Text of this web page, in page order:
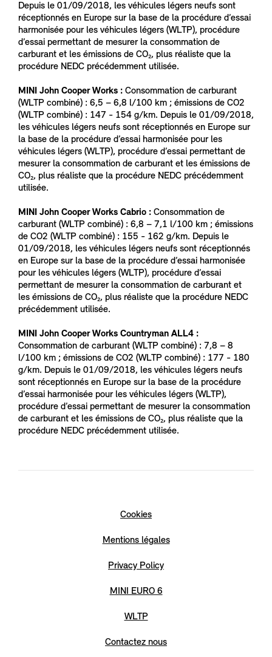
Depuis le 01/09/2018, les véhicules légers neufs sont
réceptionnés en Europe sur la base de la procédure d’essai
harmonisée pour les véhicules légers (WLTP), procédure
d’essai permettant de mesurer la consommation de
carburant et les émissions de CO₂, plus réaliste que la
procédure NEDC précédemment utilisée.
MINI John Cooper Works : Consommation de carburant
(WLTP combiné) : 6,5 – 6,8 l/100 km ; émissions de CO2
(WLTP combiné) : 147 - 154 g/km. Depuis le 01/09/2018,
les véhicules légers neufs sont réceptionnés en Europe sur
la base de la procédure d’essai harmonisée pour les
véhicules légers (WLTP), procédure d’essai permettant de
mesurer la consommation de carburant et les émissions de
CO₂, plus réaliste que la procédure NEDC précédemment
utilisée.
MINI John Cooper Works Cabrio : Consommation de
carburant (WLTP combiné) : 6,8 – 7,1 l/100 km ; émissions
de CO2 (WLTP combiné) : 155 - 162 g/km. Depuis le
01/09/2018, les véhicules légers neufs sont réceptionnés
en Europe sur la base de la procédure d’essai harmonisée
pour les véhicules légers (WLTP), procédure d’essai
permettant de mesurer la consommation de carburant et
les émissions de CO₂, plus réaliste que la procédure NEDC
précédemment utilisée.
MINI John Cooper Works Countryman ALL4 :
Consommation de carburant (WLTP combiné) : 7,8 – 8
l/100 km ; émissions de CO2 (WLTP combiné) : 177 - 180
g/km. Depuis le 01/09/2018, les véhicules légers neufs
sont réceptionnés en Europe sur la base de la procédure
d’essai harmonisée pour les véhicules légers (WLTP),
procédure d’essai permettant de mesurer la consommation
de carburant et les émissions de CO₂, plus réaliste que la
procédure NEDC précédemment utilisée.
Cookies
Mentions légales
Privacy Policy
MINI EURO 6
WLTP
Contactez nous